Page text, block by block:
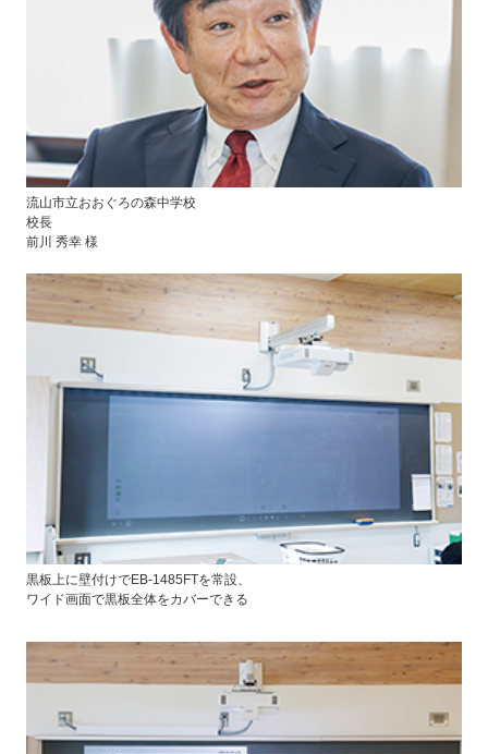
流山市立おおぐろの森中学校
校長
前川 秀幸 様
黒板上に壁付けでEB-1485FTを常設、
ワイド画面で黒板全体をカバーできる